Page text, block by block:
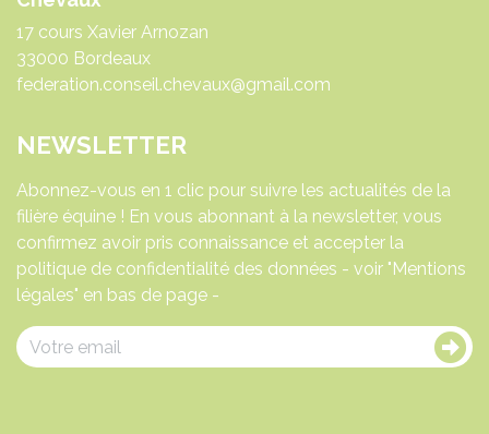
17 cours Xavier Arnozan
33000 Bordeaux
federation.conseil.chevaux@gmail.com
NEWSLETTER
Abonnez-vous en 1 clic pour suivre les actualités de la
filière équine ! En vous abonnant à la newsletter, vous
confirmez avoir pris connaissance et accepter la
politique de confidentialité des données - voir "Mentions
légales" en bas de page -